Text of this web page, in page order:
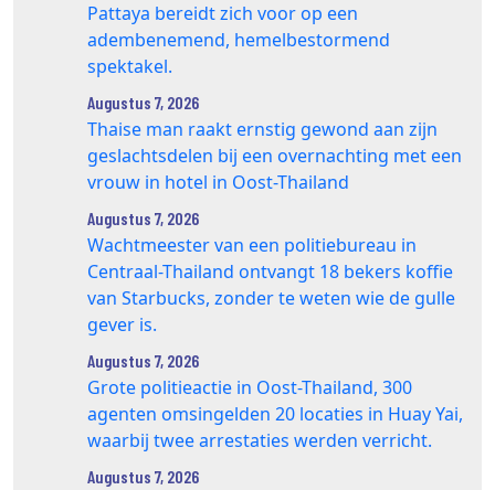
Pattaya bereidt zich voor op een
adembenemend, hemelbestormend
spektakel.
Augustus 7, 2026
Thaise man raakt ernstig gewond aan zijn
geslachtsdelen bij een overnachting met een
vrouw in hotel in Oost-Thailand
Augustus 7, 2026
Wachtmeester van een politiebureau in
Centraal-Thailand ontvangt 18 bekers koffie
van Starbucks, zonder te weten wie de gulle
gever is.
Augustus 7, 2026
Grote politieactie in Oost-Thailand, 300
agenten omsingelden 20 locaties in Huay Yai,
waarbij twee arrestaties werden verricht.
Augustus 7, 2026